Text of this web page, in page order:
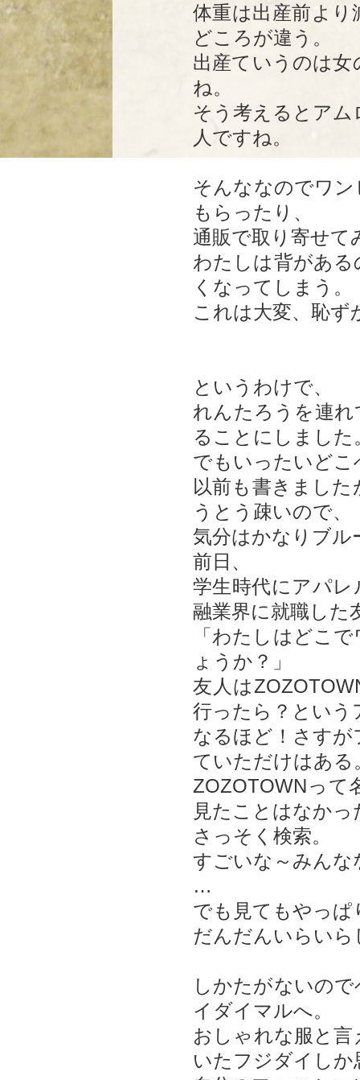
体重は出産前よ
どころが違う。
出産ていうのは
ね。
そう考えるとア
人ですね。
そんななのでワ
もらったり、
通販で取り寄せて
わたしは背があ
くなってしまう。
これは大変、恥ず
というわけで、
れんたろうを連
ることにしました
でもいったいど
以前も書きまし
うとう疎いので、
気分はかなりブル
前日、
学生時代にアパ
融業界に就職した
「わたしはどこ
ょうか？」
友人は
行ったら？とい
なるほど！さす
ていただけはある
ZOZOTOWNって
見たことはなかっ
さっそく検索。
すごいな～みん
…
でも見てもやっ
だんだんいらい
しかたがないの
イダイマルへ。
おしゃれな服と
いたフジダイし